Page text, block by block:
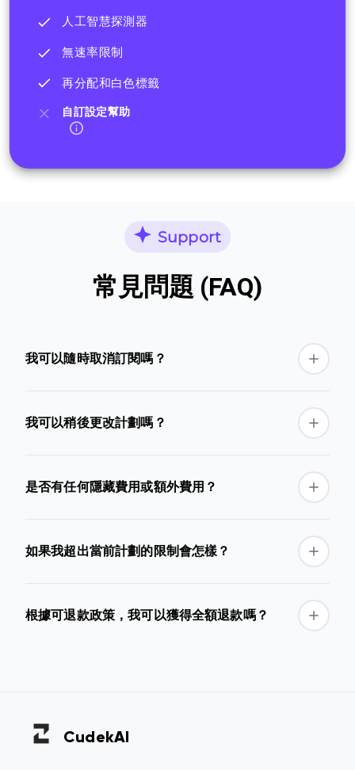
人工智慧探測器
無速率限制
再分配和白色標籤
自訂設定幫助
Support
常見問題 (FAQ)
我可以隨時取消訂閱嗎？
我可以稍後更改計劃嗎？
是否有任何隱藏費用或額外費用？
如果我超出當前計劃的限制會怎樣？
根據可退款政策，我可以獲得全額退款嗎？
CudekAI